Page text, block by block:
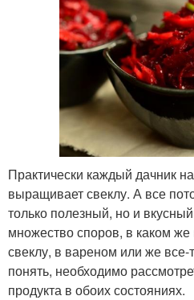
Практически каждый дачник
выращивает свеклу. А все
только полезный, но и
множество споров, в каком
свеклу, в вареном или же
понять, необходимо
продукта в обоих состояниях.